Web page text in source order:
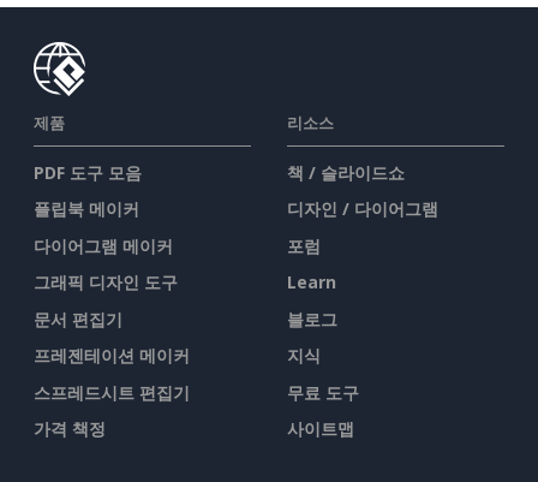
제품
PDF 도구 모음
플립북 메이커
다이어그램 메이커
그래픽 디자인 도구
문서 편집기
프레젠테이션 메이커
스프레드시트 편집기
가격 책정
리소스
책 / 슬라이드쇼
디자인 / 다이어그램
포럼
Learn
블로그
지식
무료 도구
사이트맵